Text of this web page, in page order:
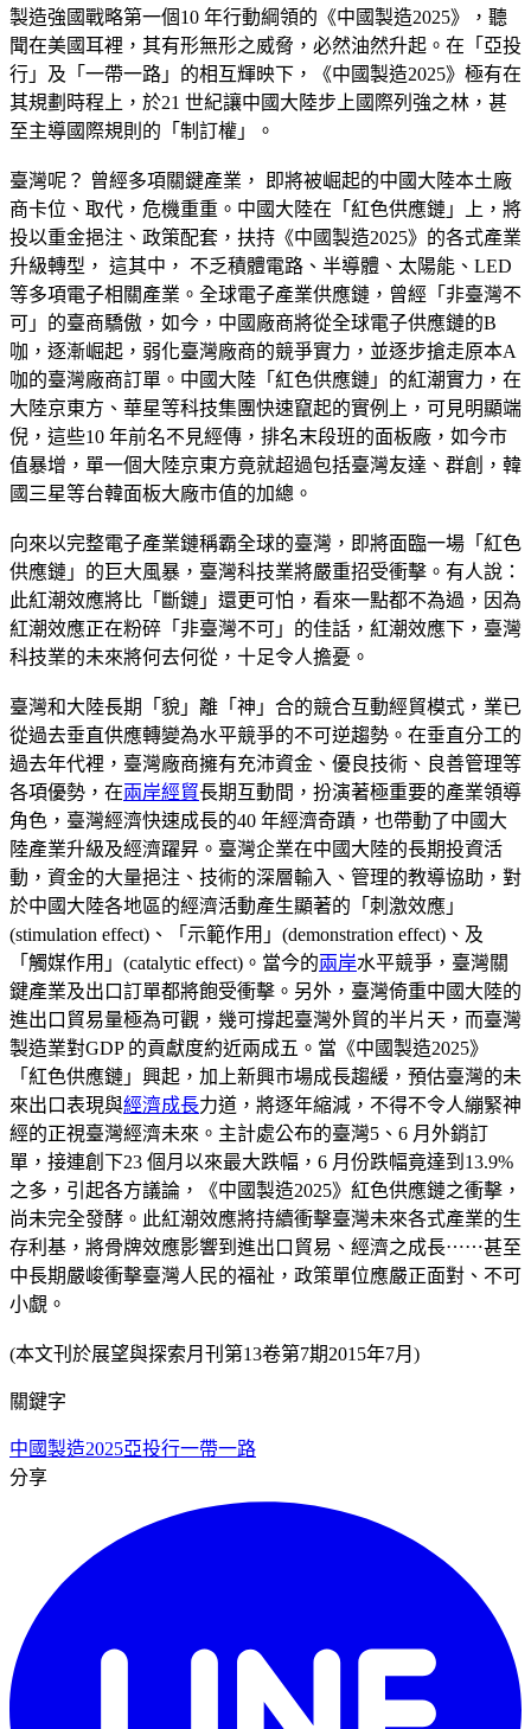
製造強國戰略第一個10 年行動綱領的《中國製造2025》，聽
聞在美國耳裡，其有形無形之威脅，必然油然升起。在「亞投
行」及「一帶一路」的相互輝映下，《中國製造2025》極有在
其規劃時程上，於21 世紀讓中國大陸步上國際列強之林，甚
至主導國際規則的「制訂權」。
臺灣呢？ 曾經多項關鍵產業， 即將被崛起的中國大陸本土廠
商卡位、取代，危機重重。中國大陸在「紅色供應鏈」上，將
投以重金挹注、政策配套，扶持《中國製造2025》的各式產業
升級轉型， 這其中， 不乏積體電路、半導體、太陽能、LED
等多項電子相關產業。全球電子產業供應鏈，曾經「非臺灣不
可」的臺商驕傲，如今，中國廠商將從全球電子供應鏈的B
咖，逐漸崛起，弱化臺灣廠商的競爭實力，並逐步搶走原本A
咖的臺灣廠商訂單。中國大陸「紅色供應鏈」的紅潮實力，在
大陸京東方、華星等科技集團快速竄起的實例上，可見明顯端
倪，這些10 年前名不見經傳，排名末段班的面板廠，如今市
值暴增，單一個大陸京東方竟就超過包括臺灣友達、群創，韓
國三星等台韓面板大廠市值的加總。
向來以完整電子產業鏈稱霸全球的臺灣，即將面臨一場「紅色
供應鏈」的巨大風暴，臺灣科技業將嚴重招受衝擊。有人說：
此紅潮效應將比「斷鏈」還更可怕，看來一點都不為過，因為
紅潮效應正在粉碎「非臺灣不可」的佳話，紅潮效應下，臺灣
科技業的未來將何去何從，十足令人擔憂。
臺灣和大陸長期「貌」離「神」合的競合互動經貿模式，業已
從過去垂直供應轉變為水平競爭的不可逆趨勢。在垂直分工的
過去年代裡，臺灣廠商擁有充沛資金、優良技術、良善管理等
各項優勢，在兩岸經貿長期互動間，扮演著極重要的產業領導
角色，臺灣經濟快速成長的40 年經濟奇蹟，也帶動了中國大
陸產業升級及經濟躍昇。臺灣企業在中國大陸的長期投資活
動，資金的大量挹注、技術的深層輸入、管理的教導協助，對
於中國大陸各地區的經濟活動產生顯著的「刺激效應」
(stimulation effect)、「示範作用」(demonstration effect)、及
「觸媒作用」(catalytic effect)。當今的兩岸水平競爭，臺灣關
鍵產業及出口訂單都將飽受衝擊。另外，臺灣倚重中國大陸的
進出口貿易量極為可觀，幾可撐起臺灣外貿的半片天，而臺灣
製造業對GDP 的貢獻度約近兩成五。當《中國製造2025》
「紅色供應鏈」興起，加上新興市場成長趨緩，預估臺灣的未
來出口表現與經濟成長力道，將逐年縮減，不得不令人繃緊神
經的正視臺灣經濟未來。主計處公布的臺灣5、6 月外銷訂
單，接連創下23 個月以來最大跌幅，6 月份跌幅竟達到13.9%
之多，引起各方議論，《中國製造2025》紅色供應鏈之衝擊，
尚未完全發酵。此紅潮效應將持續衝擊臺灣未來各式產業的生
存利基，將骨牌效應影響到進出口貿易、經濟之成長⋯⋯甚至
中長期嚴峻衝擊臺灣人民的福祉，政策單位應嚴正面對、不可
小覷。
(本文刊於展望與探索月刊第13卷第7期2015年7月)
關鍵字
中國製造2025亞投行一帶一路
分享